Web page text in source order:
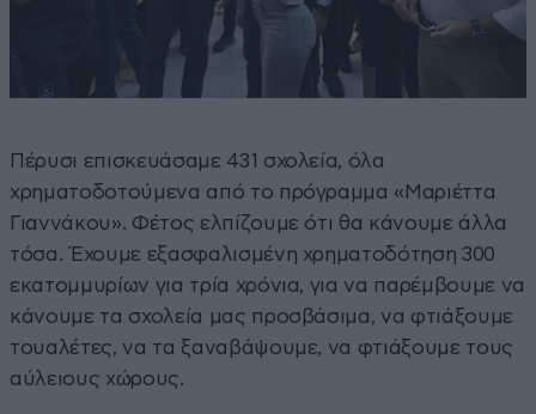
Πέρυσι επισκευάσαμε 431 σχολεία, όλα
χρηματοδοτούμενα από το πρόγραμμα «Μαριέττα
Γιαννάκου». Φέτος ελπίζουμε ότι θα κάνουμε άλλα
τόσα. Έχουμε εξασφαλισμένη χρηματοδότηση 300
εκατομμυρίων για τρία χρόνια, για να παρέμβουμε να
κάνουμε τα σχολεία μας προσβάσιμα, να φτιάξουμε
τουαλέτες, να τα ξαναβάψουμε, να φτιάξουμε τους
αύλειους χώρους.